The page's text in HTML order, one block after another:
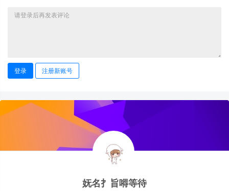
登录 注册新账号
妩名扌旨嘚等待